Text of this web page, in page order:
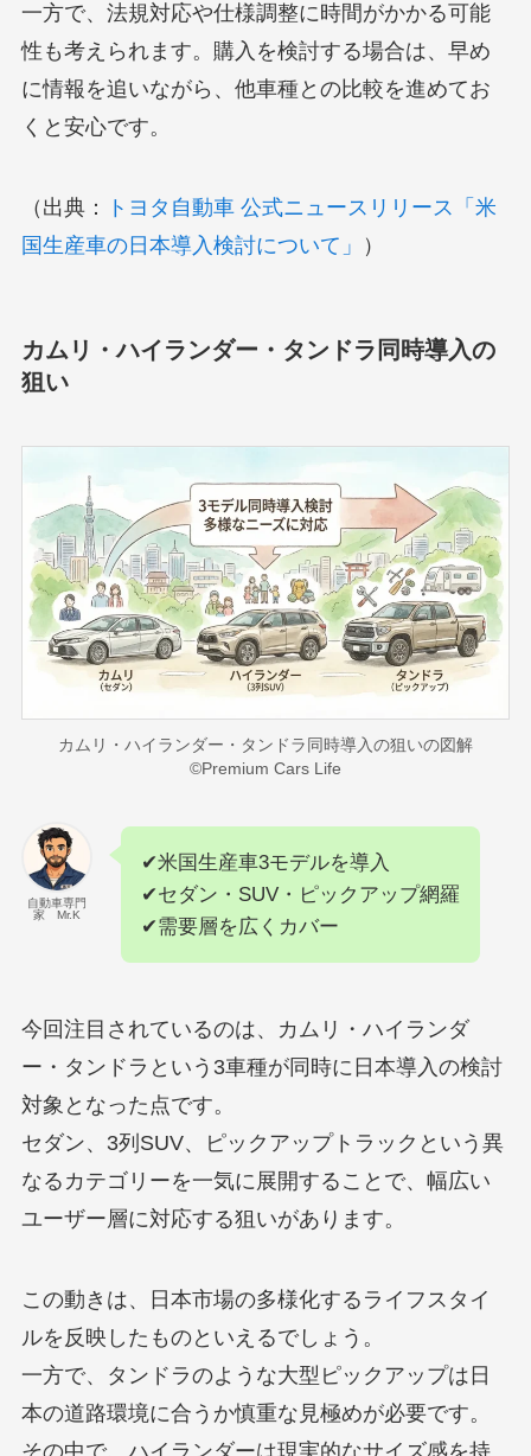
一方で、法規対応や仕様調整に時間がかかる可能
性も考えられます。購入を検討する場合は、早め
に情報を追いながら、他車種との比較を進めてお
くと安心です。
（出典：
トヨタ自動車 公式ニュースリリース「米
国生産車の日本導入検討について」
）
カムリ・ハイランダー・タンドラ同時導入の
狙い
カムリ・ハイランダー・タンドラ同時導入の狙いの図解
©Premium Cars Life
自動車専門
家 Mr.K
✔米国生産車3モデルを導入
✔セダン・SUV・ピックアップ網羅
✔需要層を広くカバー
今回注目されているのは、カムリ・ハイランダ
ー・タンドラという3車種が同時に日本導入の検討
対象となった点です。
セダン、3列SUV、ピックアップトラックという異
なるカテゴリーを一気に展開することで、幅広い
ユーザー層に対応する狙いがあります。
この動きは、日本市場の多様化するライフスタイ
ルを反映したものといえるでしょう。
一方で、タンドラのような大型ピックアップは日
本の道路環境に合うか慎重な見極めが必要です。